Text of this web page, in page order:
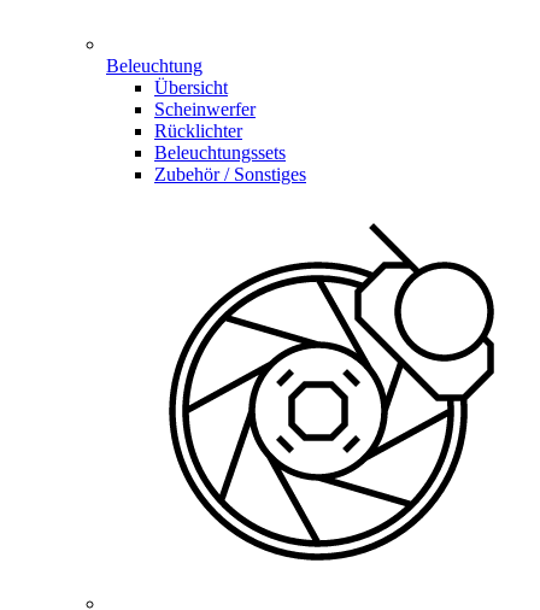
Beleuchtung
Übersicht
Scheinwerfer
Rücklichter
Beleuchtungssets
Zubehör / Sonstiges